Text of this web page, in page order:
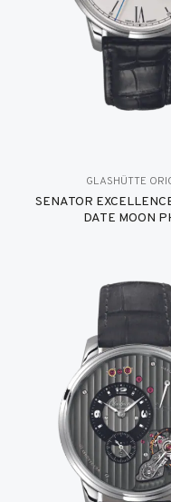
GLASHÜTTE
SENATOR
DATE MOON